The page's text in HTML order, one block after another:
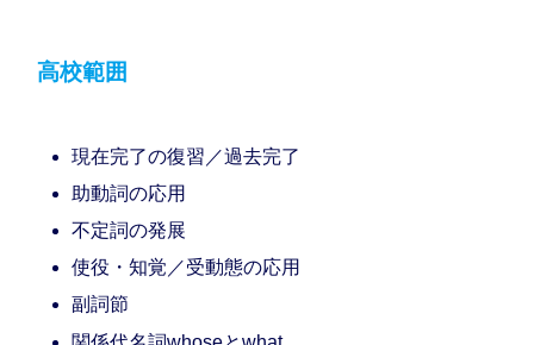
高校範囲
現在完了の復習／過去完了
助動詞の応用
不定詞の発展
使役・知覚／受動態の応用
副詞節